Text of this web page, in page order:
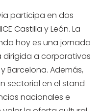
participa en dos
Castilla y León. La
hoy es una jornada
dirigida a corporativos
Barcelona. Además,
sectorial en el stand
nacionales e